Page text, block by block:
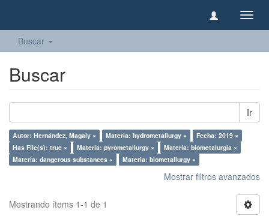
Buscar
Buscar
Ir
Autor: Hernández, Magaly × Materia: hydrometallurgy ×
Fecha: 2019 ×
Has File(s): true ×
Materia: pyrometallurgy ×
Materia: biometalurgia ×
Materia: dangerous substances ×
Materia: biometallurgy ×
Mostrar filtros avanzados
Mostrando ítems 1-1 de 1